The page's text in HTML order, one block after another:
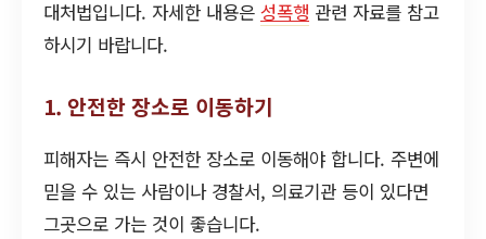
대처법입니다. 자세한 내용은 성폭행 관련 자료를 참고
하시기 바랍니다.
1. 안전한 장소로 이동하기
피해자는 즉시 안전한 장소로 이동해야 합니다. 주변에
믿을 수 있는 사람이나 경찰서, 의료기관 등이 있다면
그곳으로 가는 것이 좋습니다.